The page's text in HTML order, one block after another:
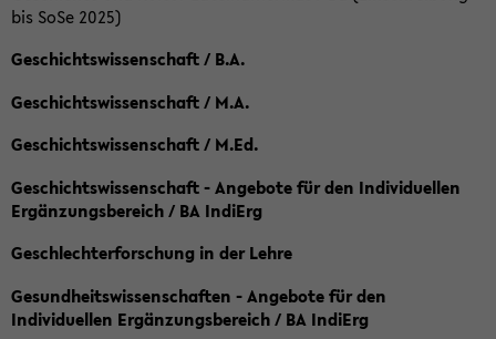
bis SoSe 2025)
Geschichtswissenschaft / B.A.
Geschichtswissenschaft / M.A.
Geschichtswissenschaft / M.Ed.
Geschichtswissenschaft - Angebote für den Individuellen
Ergänzungsbereich / BA IndiErg
Geschlechterforschung in der Lehre
Gesundheitswissenschaften - Angebote für den
Individuellen Ergänzungsbereich / BA IndiErg